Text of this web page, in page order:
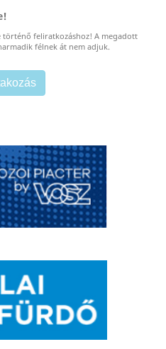
feliratkozáshoz! A megadott
félnek át nem adjuk.